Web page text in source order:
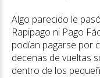
Algo parecido le
Rapipago ni Pago
podían pagarse por
decenas de vueltas
dentro de los